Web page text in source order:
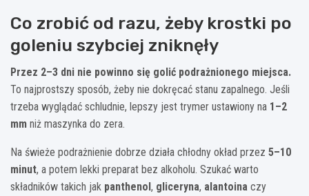
Co zrobić od razu, żeby krostki po
goleniu szybciej zniknęły
Przez 2–3 dni nie powinno się golić podrażnionego miejsca.
To najprostszy sposób, żeby nie dokręcać stanu zapalnego. Jeśli
trzeba wyglądać schludnie, lepszy jest trymer ustawiony na 1–2
mm niż maszynka do zera.
Na świeże podrażnienie dobrze działa chłodny okład przez 5–10
minut, a potem lekki preparat bez alkoholu. Szukać warto
składników takich jak panthenol, gliceryna, alantoina czy